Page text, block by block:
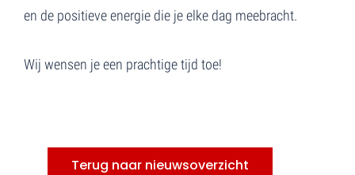
en de positieve energie die je elke dag meebracht.
Wij wensen je een prachtige tijd toe!
Terug naar nieuwsoverzicht